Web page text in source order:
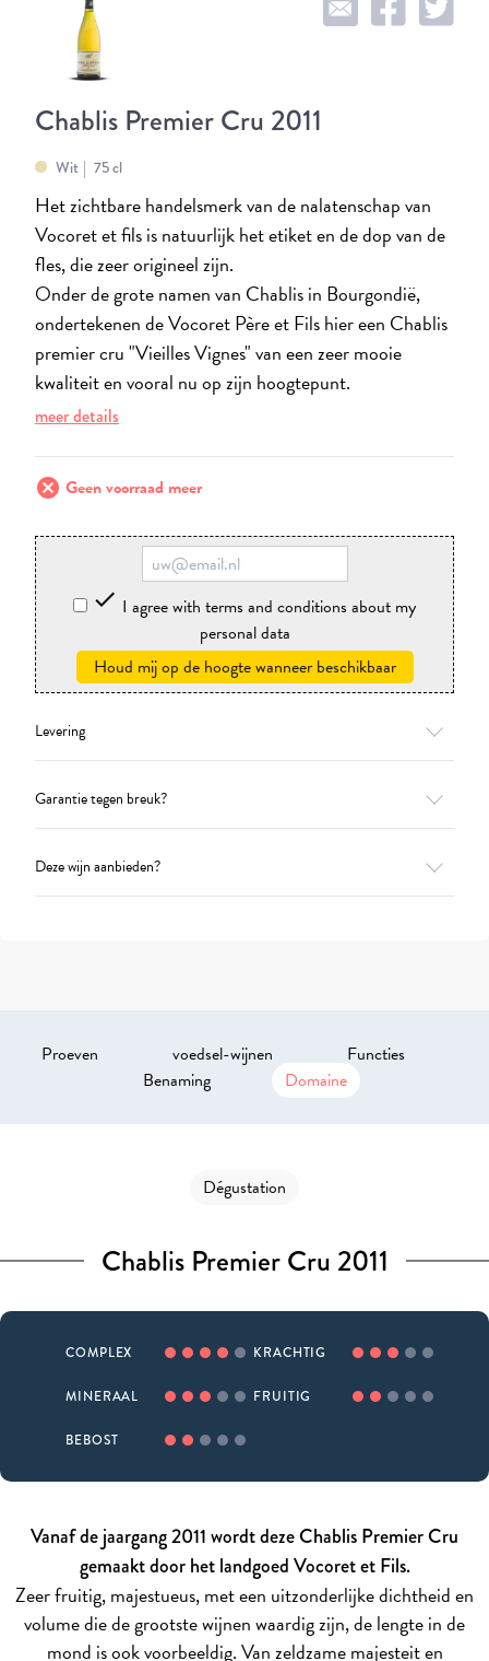
Chablis Premier Cru 2011
Wit 75 cl
Het zichtbare handelsmerk van de nalatenschap van
Vocoret et fils is natuurlijk het etiket en de dop van de
fles, die zeer origineel zijn.
Onder de grote namen van Chablis in Bourgondië,
ondertekenen de Vocoret Père et Fils hier een Chablis
premier cru "Vieilles Vignes" van een zeer mooie
kwaliteit en vooral nu op zijn hoogtepunt.
meer details
cancel Geen voorraad meer
 I agree with terms and conditions about my
personal data
Houd mij op de hoogte wanneer beschikbaar
Levering
Garantie tegen breuk?
Deze wijn aanbieden?
Proeven voedsel-wijnen
Functies
Benaming
Domaine
Dégustation
Chablis Premier Cru 2011
COMPLEX KRACHTIG
MINERAAL FRUITIG
BEBOST
Vanaf de jaargang 2011 wordt deze Chablis Premier Cru
gemaakt door het landgoed Vocoret et Fils.
Zeer fruitig, majestueus, met een uitzonderlijke dichtheid en
volume die de grootste wijnen waardig zijn, de lengte in de
mond is ook voorbeeldig. Van zeldzame majesteit en